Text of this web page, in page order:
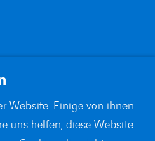
Website. Einige von ihnen
uns helfen, diese Website